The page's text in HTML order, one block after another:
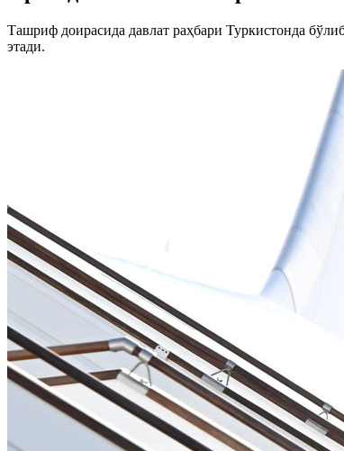
Ташриф доирасида давлат раҳбари Туркистонда
этади.